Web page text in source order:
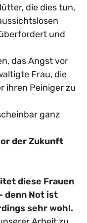
die dies tun,
und
das Angst vor
Frau, die
ihren Peiniger zu
ganz
der Zukunft
diese Frauen
denn Not ist
sehr wohl.